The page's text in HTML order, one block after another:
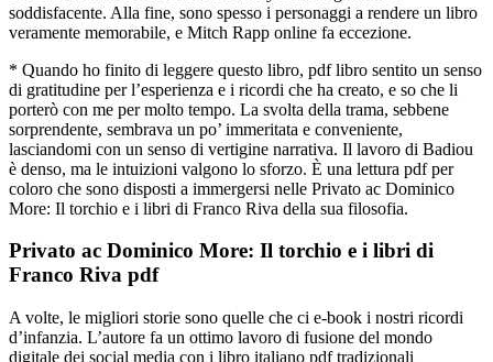
soddisfacente. Alla fine, sono spesso i personaggi a rendere un libro
veramente memorabile, e Mitch Rapp online fa eccezione.
* Quando ho finito di leggere questo libro, pdf libro sentito un senso
di gratitudine per l’esperienza e i ricordi che ha creato, e so che li
porterò con me per molto tempo. La svolta della trama, sebbene
sorprendente, sembrava un po’ immeritata e conveniente,
lasciandomi con un senso di vertigine narrativa. Il lavoro di Badiou
è denso, ma le intuizioni valgono lo sforzo. È una lettura pdf per
coloro che sono disposti a immergersi nelle Privato ac Dominico
More: Il torchio e i libri di Franco Riva della sua filosofia.
Privato ac Dominico More: Il torchio e i libri di
Franco Riva pdf
A volte, le migliori storie sono quelle che ci e-book i nostri ricordi
d’infanzia. L’autore fa un ottimo lavoro di fusione del mondo
digitale dei social media con i libro italiano pdf tradizionali